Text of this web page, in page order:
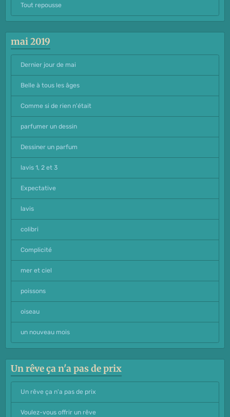
Tout repousse
mai 2019
Dernier jour de mai
Belle à tous les âges
Comme si de rien n'était
parfumer un dessin
Dessiner un parfum
lavis 1, 2 et 3
Expectative
lavis
colibri
Complicité
mer et ciel
poissons
oiseau
un nouveau mois
Un rêve ça n'a pas de prix
Un rêve ça n'a pas de prix
Voulez-vous offrir un rêve